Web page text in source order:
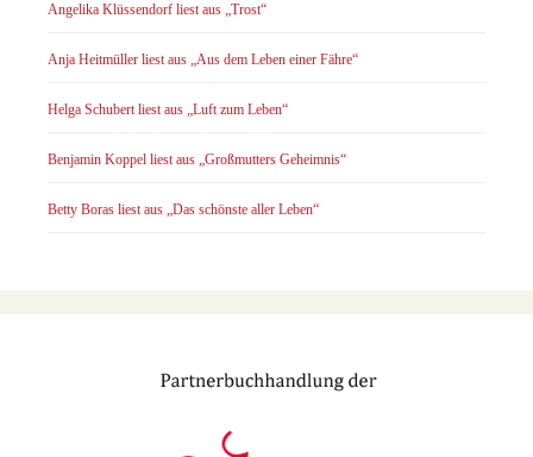
Angelika Klüssendorf liest aus „Trost“
Anja Heitmüller liest aus „Aus dem Leben einer Fähre“
Helga Schubert liest aus „Luft zum Leben“
Benjamin Koppel liest aus „Großmutters Geheimnis“
Betty Boras liest aus „Das schönste aller Leben“